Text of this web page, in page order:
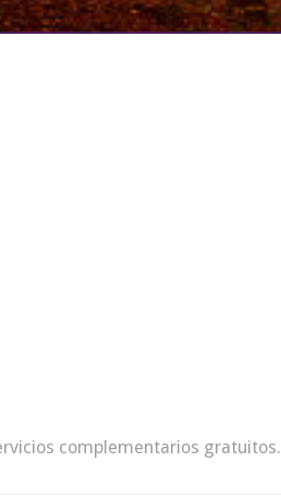
complementarios gratuitos.